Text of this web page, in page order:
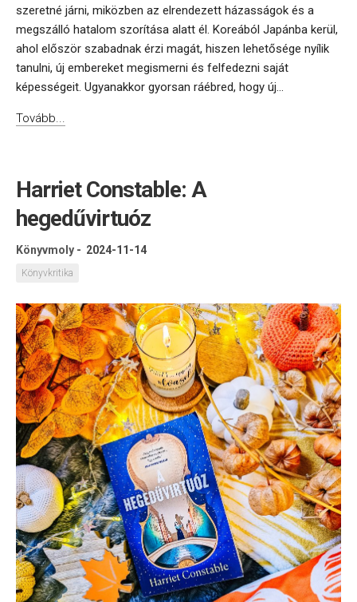
szeretné járni, miközben az elrendezett házasságok és a
megszálló hatalom szorítása alatt él. Koreából Japánba kerül,
ahol először szabadnak érzi magát, hiszen lehetősége nyílik
tanulni, új embereket megismerni és felfedezni saját
képességeit. Ugyanakkor gyorsan ráébred, hogy új...
Tovább...
Harriet Constable: A
hegedűvirtuóz
Könyvmoly - 2024-11-14
Könyvkritika